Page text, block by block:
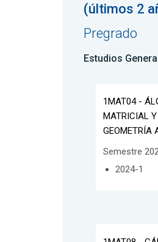
(últimos 2
Pregrado
Estudios
1MAT04 -
MATRICIAL Y
GEOMETRÍA
Semestre
2024-1